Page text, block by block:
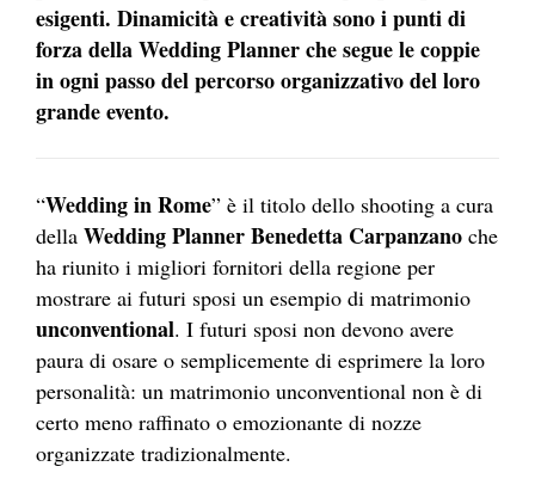
esigenti. Dinamicità e creatività sono i punti di
forza della Wedding Planner che segue le coppie
in ogni passo del percorso organizzativo del loro
grande evento.
“Wedding in Rome” è il titolo dello shooting a cura
della Wedding Planner Benedetta Carpanzano che
ha riunito i migliori fornitori della regione per
mostrare ai futuri sposi un esempio di matrimonio
unconventional. I futuri sposi non devono avere
paura di osare o semplicemente di esprimere la loro
personalità: un matrimonio unconventional non è di
certo meno raffinato o emozionante di nozze
organizzate tradizionalmente.